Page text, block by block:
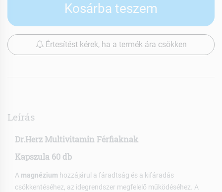
Kosárba teszem
Értesítést kérek, ha a termék ára csökken
Leírás
Dr.Herz Multivitamin Férfiaknak
Kapszula 60 db
A magnézium hozzájárul a fáradtság és a kifáradás
csökkentéséhez, az idegrendszer megfelelő működéséhez. A